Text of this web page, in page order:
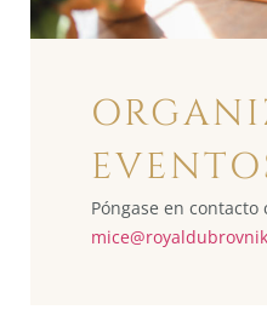
Póngase en contacto
mice@